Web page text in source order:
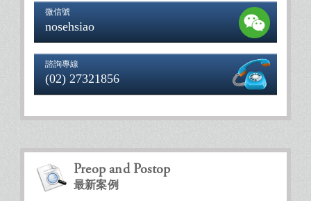
微信號
nosehsiao
諮詢專線
(02) 27321856
Preop and Postop
最新案例